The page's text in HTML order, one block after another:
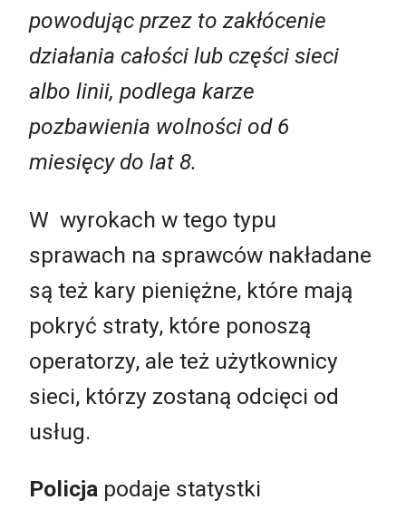
powodując przez to zakłócenie
działania całości lub części sieci
albo linii, podlega karze
pozbawienia wolności od 6
miesięcy do lat 8.
W wyrokach w tego typu
sprawach na sprawców nakładane
są też kary pieniężne, które mają
pokryć straty, które ponoszą
operatorzy, ale też użytkownicy
sieci, którzy zostaną odcięci od
usług.
Policja podaje statystki